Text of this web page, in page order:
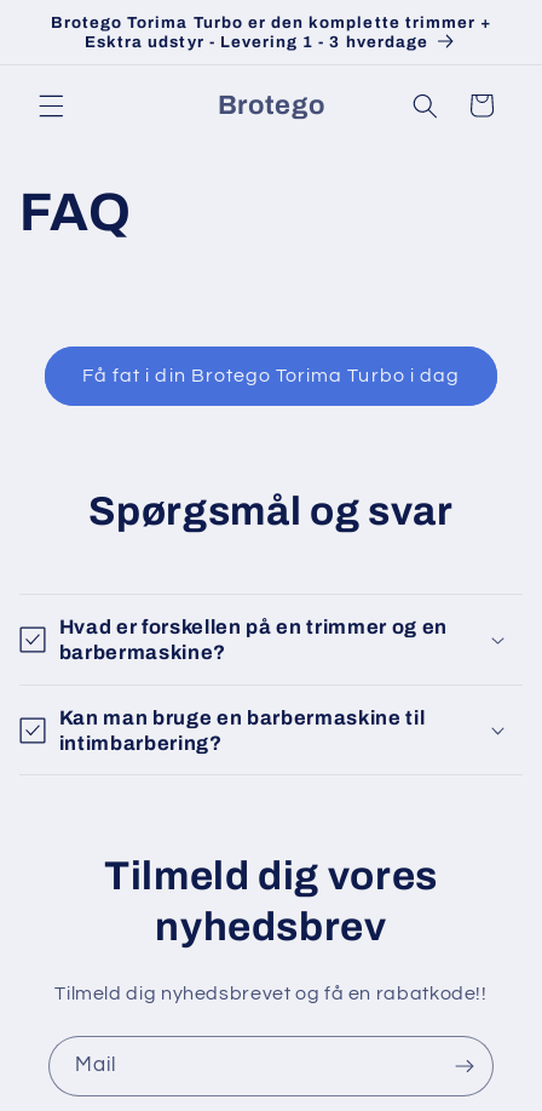
Gå til
indhold
Brotego Torima Turbo er den komplette trimmer +
Esktra udstyr - Levering 1 - 3 hverdage
Brotego Indkøbskurv
FAQ
Få fat i din Brotego Torima Turbo i dag
Spørgsmål og svar
Hvad er forskellen på en trimmer og en
barbermaskine?
Kan man bruge en barbermaskine til
intimbarbering?
Tilmeld dig vores
nyhedsbrev
Tilmeld dig nyhedsbrevet og få en rabatkode!!
Mail